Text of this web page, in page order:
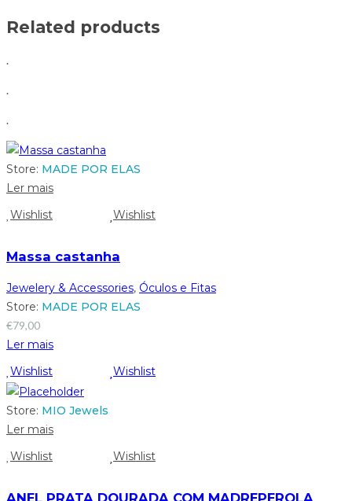
Related products
.
.
.
Store: MADE POR ELAS
Ler mais
Wishlist
Wishlist
Massa castanha
Jewelery & Accessories, Óculos e Fitas
Store: MADE POR ELAS
€79,00
Ler mais
Wishlist
Wishlist
Store: MIO Jewels
Ler mais
Wishlist
Wishlist
ANEL PRATA DOURADA COM MADREPEROLA